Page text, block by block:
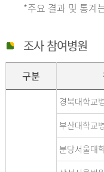
*주요 결과 및 통계
조사 참여병원
구분
경북대학교
부산대학교
분당서울대